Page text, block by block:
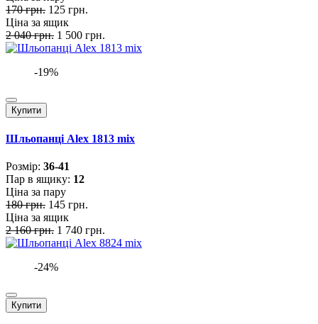
170 грн. 125 грн.
Ціна за ящик
2 040 грн. 1 500 грн.
-19%
Купити
Шльопанці Alex 1813 mix
Розмiр: 36-41
Пар в ящику: 12
Ціна за пару
180 грн. 145 грн.
Ціна за ящик
2 160 грн. 1 740 грн.
-24%
Купити